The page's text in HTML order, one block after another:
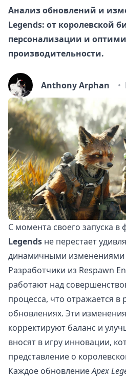
Анализ обновлений и
Legends: от королевской
персонализации и
производительности.
Anthony Arphan
С момента своего запуска в
Legends не перестает
динамичными
Разработчики из Respawn
работают над
процесса, что отражается в
обновлениях. Эти
корректируют баланс и
вносят в игру инновации,
представление о
Каждое обновлениеApex